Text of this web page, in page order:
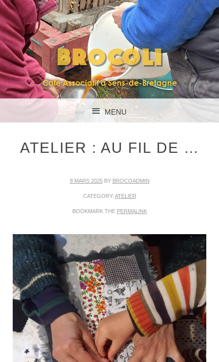
BROCOLI
Café Associatif à Sens-de-Bretagne
MENU
ATELIER : AU FIL DE …
8 MARS 2025BY BROCOADMIN
CATEGORY: ATELIER
BOOKMARK THE PERMALINK